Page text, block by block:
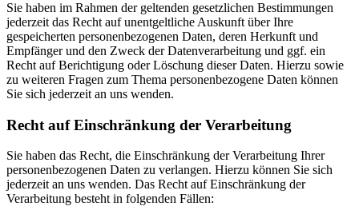
Sie haben im Rahmen der geltenden gesetzlichen Bestimmungen
jederzeit das Recht auf unentgeltliche Auskunft über Ihre
gespeicherten personenbezogenen Daten, deren Herkunft und
Empfänger und den Zweck der Datenverarbeitung und ggf. ein
Recht auf Berichtigung oder Löschung dieser Daten. Hierzu sowie
zu weiteren Fragen zum Thema personenbezogene Daten können
Sie sich jederzeit an uns wenden.
Recht auf Einschränkung der Verarbeitung
Sie haben das Recht, die Einschränkung der Verarbeitung Ihrer
personenbezogenen Daten zu verlangen. Hierzu können Sie sich
jederzeit an uns wenden. Das Recht auf Einschränkung der
Verarbeitung besteht in folgenden Fällen: